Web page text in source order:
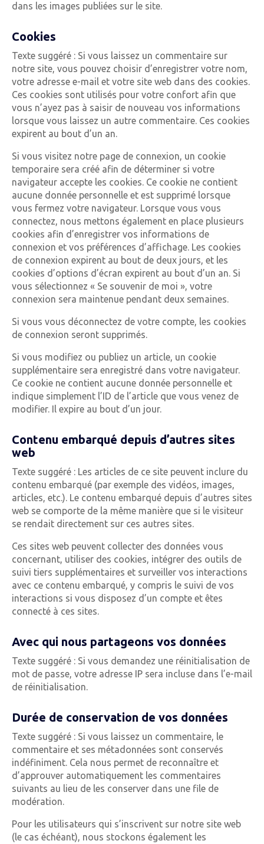
dans les images publiées sur le site.
Cookies
Texte suggéré : Si vous laissez un commentaire sur
notre site, vous pouvez choisir d’enregistrer votre nom,
votre adresse e-mail et votre site web dans des cookies.
Ces cookies sont utilisés pour votre confort afin que
vous n’ayez pas à saisir de nouveau vos informations
lorsque vous laissez un autre commentaire. Ces cookies
expirent au bout d’un an.
Si vous visitez notre page de connexion, un cookie
temporaire sera créé afin de déterminer si votre
navigateur accepte les cookies. Ce cookie ne contient
aucune donnée personnelle et est supprimé lorsque
vous fermez votre navigateur. Lorsque vous vous
connectez, nous mettons également en place plusieurs
cookies afin d’enregistrer vos informations de
connexion et vos préférences d’affichage. Les cookies
de connexion expirent au bout de deux jours, et les
cookies d’options d’écran expirent au bout d’un an. Si
vous sélectionnez « Se souvenir de moi », votre
connexion sera maintenue pendant deux semaines.
Si vous vous déconnectez de votre compte, les cookies
de connexion seront supprimés.
Si vous modifiez ou publiez un article, un cookie
supplémentaire sera enregistré dans votre navigateur.
Ce cookie ne contient aucune donnée personnelle et
indique simplement l’ID de l’article que vous venez de
modifier. Il expire au bout d’un jour.
Contenu embarqué depuis d’autres sites
web
Texte suggéré : Les articles de ce site peuvent inclure du
contenu embarqué (par exemple des vidéos, images,
articles, etc.). Le contenu embarqué depuis d’autres sites
web se comporte de la même manière que si le visiteur
se rendait directement sur ces autres sites.
Ces sites web peuvent collecter des données vous
concernant, utiliser des cookies, intégrer des outils de
suivi tiers supplémentaires et surveiller vos interactions
avec ce contenu embarqué, y compris le suivi de vos
interactions si vous disposez d’un compte et êtes
connecté à ces sites.
Avec qui nous partageons vos données
Texte suggéré : Si vous demandez une réinitialisation de
mot de passe, votre adresse IP sera incluse dans l’e-mail
de réinitialisation.
Durée de conservation de vos données
Texte suggéré : Si vous laissez un commentaire, le
commentaire et ses métadonnées sont conservés
indéfiniment. Cela nous permet de reconnaître et
d’approuver automatiquement les commentaires
suivants au lieu de les conserver dans une file de
modération.
Pour les utilisateurs qui s’inscrivent sur notre site web
(le cas échéant), nous stockons également les